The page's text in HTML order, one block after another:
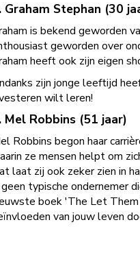
Graham Stephan (30
is bekend geworden
geworden over
heeft ook zijn eigen
zijn jonge leeftijd
wilt leren!
Mel Robbins (51 jaar)
Robbins begon haar
ze mensen helpt om
laat zij ook zeker zien in
typische ondernemer
boek 'The Let
van jouw leven